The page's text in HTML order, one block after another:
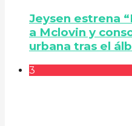
Jeysen estrena
a Mclovin y
urbana tras el
3